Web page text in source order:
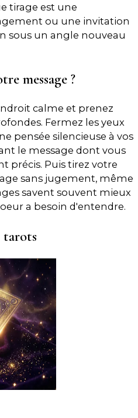
tirage est une
ou une invitation
sous un angle nouveau
message ?
calme et prenez
Fermez les yeux
pensée silencieuse à vos
le message dont vous
précis. Puis tirez votre
sans jugement, même
savent souvent mieux
a besoin d'entendre.
tarots